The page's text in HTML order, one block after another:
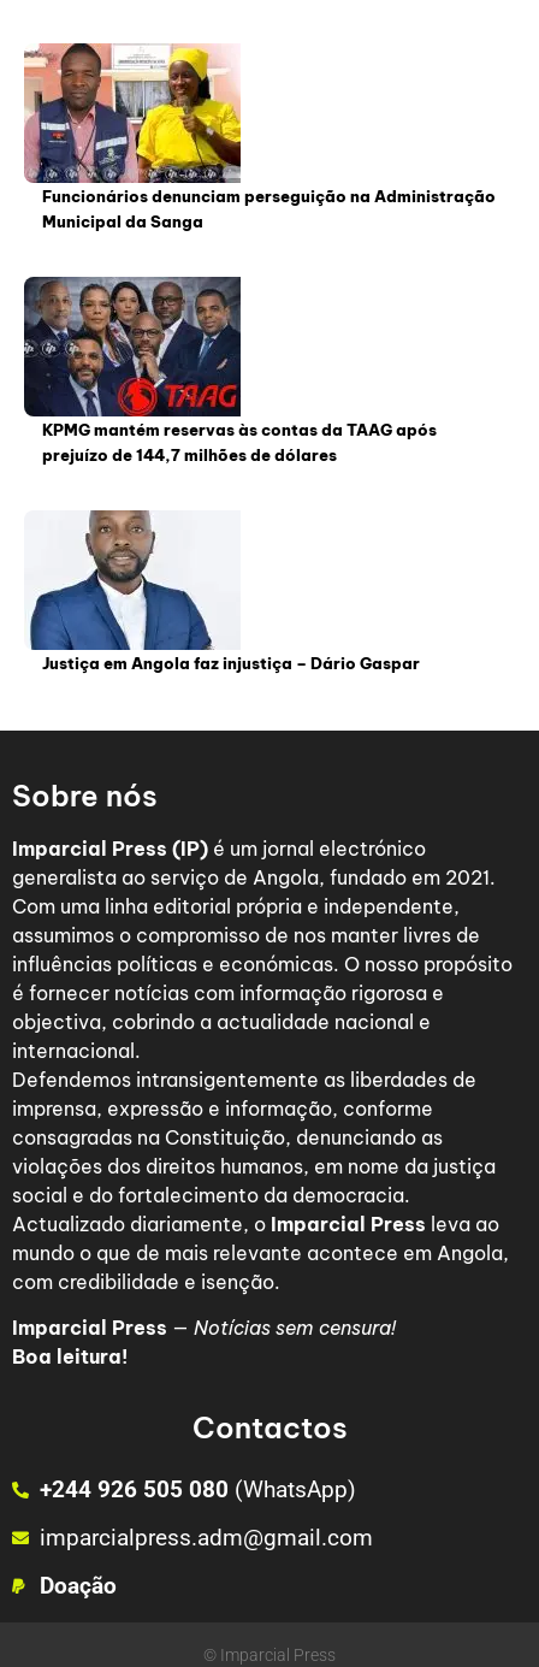
Funcionários denunciam perseguição na Administração
Municipal da Sanga
KPMG mantém reservas às contas da TAAG após
prejuízo de 144,7 milhões de dólares
Justiça em Angola faz injustiça – Dário Gaspar
Sobre nós
Imparcial Press (IP) é um jornal electrónico
generalista ao serviço de Angola, fundado em 2021.
Com uma linha editorial própria e independente,
assumimos o compromisso de nos manter livres de
influências políticas e económicas. O nosso propósito
é fornecer notícias com informação rigorosa e
objectiva, cobrindo a actualidade nacional e
internacional.
Defendemos intransigentemente as liberdades de
imprensa, expressão e informação, conforme
consagradas na Constituição, denunciando as
violações dos direitos humanos, em nome da justiça
social e do fortalecimento da democracia.
Actualizado diariamente, o Imparcial Press leva ao
mundo o que de mais relevante acontece em Angola,
com credibilidade e isenção.
Imparcial Press — Notícias sem censura!
Boa leitura!
Contactos
+244 926 505 080 (WhatsApp)
imparcialpress.adm@gmail.com
Doação
© Imparcial Press